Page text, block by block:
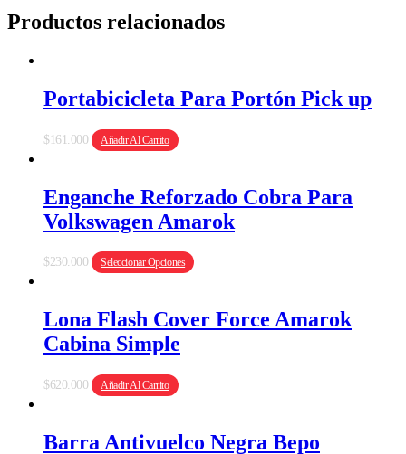
Productos relacionados
Portabicicleta Para Portón Pick up
$ 161.000 Añadir Al Carrito
Enganche Reforzado Cobra Para
Volkswagen Amarok
$230.000 Seleccionar Opciones
Este
variantes.
la
Lona Flash Cover Force Amarok
Cabina Simple
$620.000 Añadir Al Carrito
Barra Antivuelco Negra Bepo